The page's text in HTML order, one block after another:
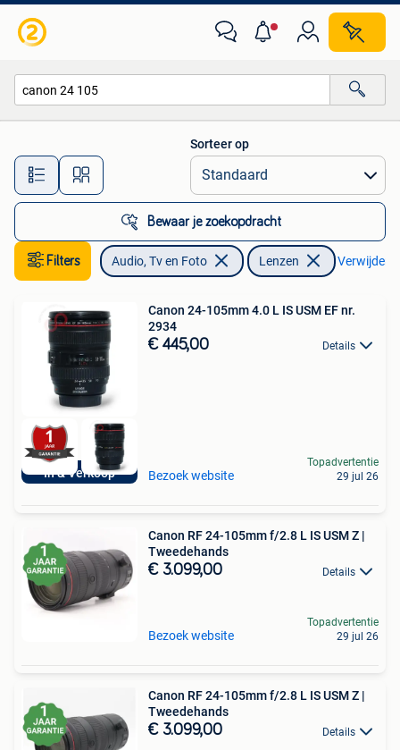
Alle afstanden…
Sorteer op
Bewaar je zoekopdracht
Filters Audio, Tv en Foto Lenzen Verwijder
In & Verkoop
Canon 24-105mm 4.0 L IS USM EF nr.
2934
€ 445,00 Details
Bezoek website
Topadvertentie
29 jul 26
Canon RF 24-105mm f/2.8 L IS USM Z |
Tweedehands
€ 3.099,00 Details
Bezoek website
Topadvertentie
29 jul 26
Canon RF 24-105mm f/2.8 L IS USM Z |
Tweedehands
€ 3.099,00 Details